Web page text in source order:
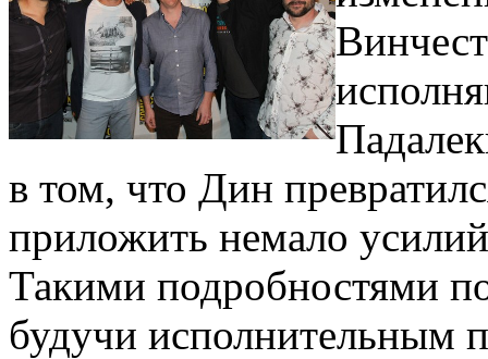
в том, что Дин
приложить немало
Такими подробностями
будучи исполнительным